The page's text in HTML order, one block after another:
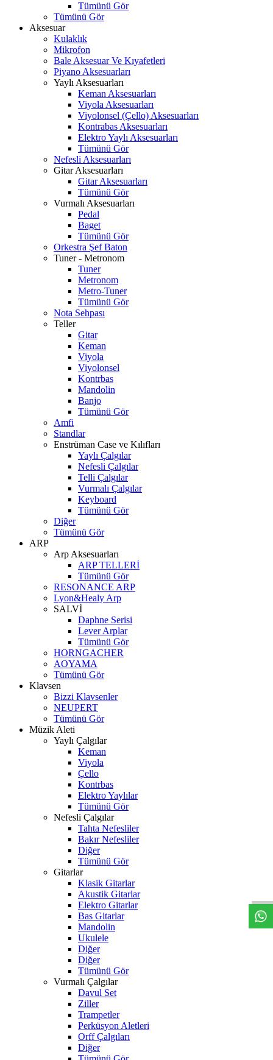
Tümünü Gör
Tümünü Gör
Aksesuar
Kulaklık
Mikrofon
Bale Aksesuar Ve Kıyafetleri
Piyano Aksesuarları
Yaylı Aksesuarları
Keman Aksesuarları
Viyola Aksesuarları
Viyolonsel (Çello) Aksesuarları
Kontrabas Aksesuarları
Elektro Yaylı Aksesuarları
Tümünü Gör
Nefesli Aksesuarları
Gitar Aksesuarları
Gitar Aksesuarları
Tümünü Gör
Vurmalı Aksesuarları
Pedal
Baget
Tümünü Gör
Orkestra Şef Baton
Tuner - Metronom
Tuner
Metronom
Metro-Tuner
Tümünü Gör
Nota Sehpası
Teller
Gitar
Keman
Viyola
Viyolonsel
Kontrbas
Mandolin
Banjo
Tümünü Gör
Amfi
Standlar
Enstrüman Case ve Kılıfları
Yaylı Çalgılar
Nefesli Çalgılar
Telli Çalgılar
Vurmalı Çalgılar
Keyboard
Tümünü Gör
Diğer
Tümünü Gör
ARP
Arp Aksesuarları
ARP TELLERİ
Tümünü Gör
RESONANCE ARP
Lyon&Healy Arp
SALVİ
Daphne Serisi
Lever Arplar
Tümünü Gör
HORNGACHER
AOYAMA
Tümünü Gör
Klavsen
Bizzi Klavsenler
NEUPERT
Tümünü Gör
Müzik Aleti
Yaylı Çalgılar
Keman
Viyola
Çello
Kontrbas
Elektro Yaylılar
Tümünü Gör
Nefesli Çalgılar
Tahta Nefesliler
Bakır Nefesliler
Diğer
Tümünü Gör
Gitarlar
Klasik Gitarlar
Akustik Gitarlar
Elektro Gitarlar
Bas Gitarlar
Mandolin
Ukulele
Diğer
Diğer
Tümünü Gör
Vurmalı Çalgılar
Davul Set
Ziller
Trampetler
Perküsyon Aletleri
Orff Çalgıları
Diğer